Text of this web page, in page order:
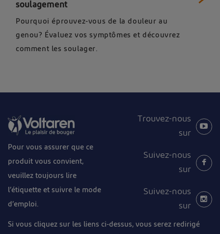
soulagement
Pourquoi éprouvez-vous de la douleur au
genou? Évaluez vos symptômes et découvrez
comment les soulager.
Pour vous assurer que ce
produit vous convient,
veuillez toujours lire
l’étiquette et suivre le mode
d’emploi.
Si vous cliquez sur les liens ci-dessus, vous serez redirigé
Trouvez-nous
sur
Suivez-nous
sur
Suivez-nous
sur